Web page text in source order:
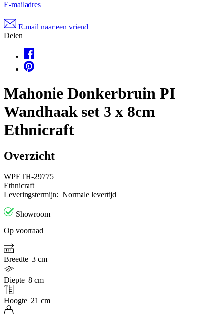
E-mailadres
E-mail naar een vriend
Delen
Mahonie Donkerbruin PI
Wandhaak set 3 x 8cm
Ethnicraft
Overzicht
WPETH-29775
Ethnicraft
Leveringstermijn: Normale levertijd
Showroom
Op voorraad
Breedte 3 cm
Diepte 8 cm
Hoogte 21 cm